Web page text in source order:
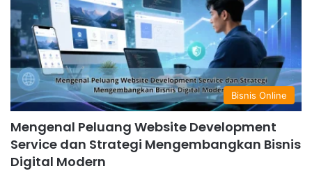
Bisnis Online
Mengenal Peluang Website Development
Service dan Strategi Mengembangkan Bisnis
Digital Modern